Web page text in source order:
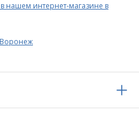
нашем интернет-магазине в
Воронеж